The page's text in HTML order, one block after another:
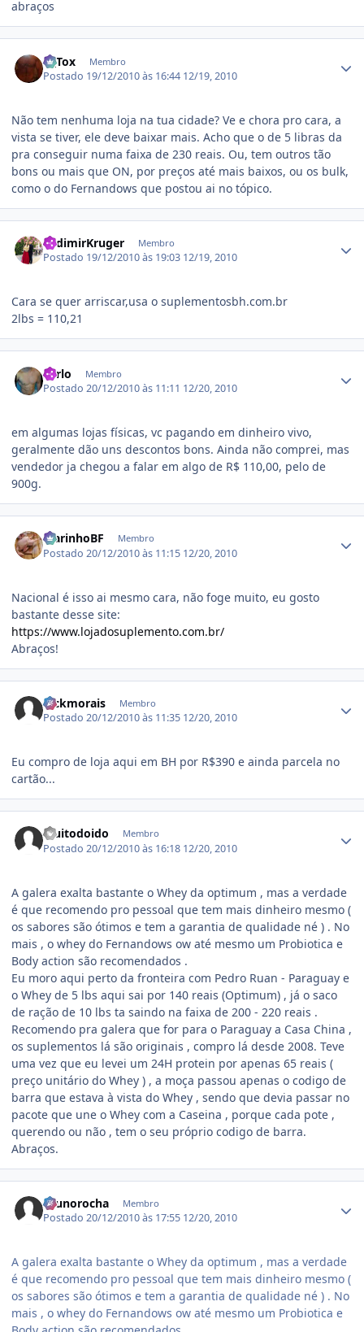
abraços
D_Tox Membro
Postado 19/12/2010 às 16:44 12/19, 2010
Não tem nenhuma loja na tua cidade? Ve e chora pro cara, a
vista se tiver, ele deve baixar mais. Acho que o de 5 libras da
pra conseguir numa faixa de 230 reais. Ou, tem outros tão
bons ou mais que ON, por preços até mais baixos, ou os bulk,
como o do Fernandows que postou ai no tópico.
LadimirKruger Membro
Postado 19/12/2010 às 19:03 12/19, 2010
Cara se quer arriscar,usa o suplementosbh.com.br
2lbs = 110,21
Sarlo Membro
Postado20/12/2010 às 11:11 12/20, 2010
em algumas lojas físicas, vc pagando em dinheiro vivo,
geralmente dão uns descontos bons. Ainda não comprei, mas
vendedor ja chegou a falar em algo de R$ 110,00, pelo de
900g.
MarinhoBF Membro
Postado20/12/2010 às 11:15 12/20, 2010
Nacional é isso ai mesmo cara, não foge muito, eu gosto
bastante desse site:
https://www.lojadosuplemento.com.br/
Abraços!
hickmorais Membro
Postado20/12/2010 às 11:35 12/20, 2010
Eu compro de loja aqui em BH por R$390 e ainda parcela no
cartão...
Muitodoido Membro
Postado20/12/2010 às 16:18 12/20, 2010
A galera exalta bastante o Whey da optimum , mas a verdade
é que recomendo pro pessoal que tem mais dinheiro mesmo (
os sabores são ótimos e tem a garantia de qualidade né ) . No
mais , o whey do Fernandows ow até mesmo um Probiotica e
Body action são recomendados .
Eu moro aqui perto da fronteira com Pedro Ruan - Paraguay e
o Whey de 5 lbs aqui sai por 140 reais (Optimum) , já o saco
de ração de 10 lbs ta saindo na faixa de 200 - 220 reais .
Recomendo pra galera que for para o Paraguay a Casa China ,
os suplementos lá são originais , compro lá desde 2008. Teve
uma vez que eu levei um 24H protein por apenas 65 reais (
preço unitário do Whey ) , a moça passou apenas o codigo de
barra que estava à vista do Whey , sendo que devia passar no
pacote que une o Whey com a Caseina , porque cada pote ,
querendo ou não , tem o seu próprio codigo de barra.
Abraços.
brunorocha Membro
Postado20/12/2010 às 17:55 12/20, 2010
A galera exalta bastante o Whey da optimum , mas a verdade
é que recomendo pro pessoal que tem mais dinheiro mesmo (
os sabores são ótimos e tem a garantia de qualidade né ) . No
mais , o whey do Fernandows ow até mesmo um Probiotica e